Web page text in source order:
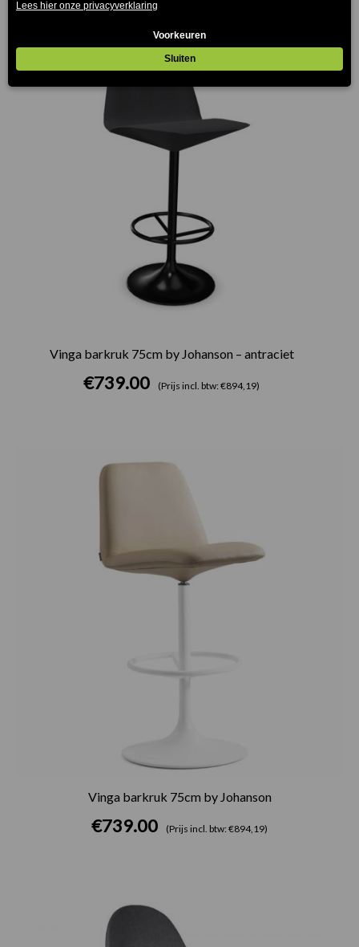
Vinga barkruk 75cm by Johanson – antraciet
€739.00 (Prijs incl. btw: €894,19)
Vinga barkruk 75cm by Johanson
€739.00 (Prijs incl. btw: €894,19)